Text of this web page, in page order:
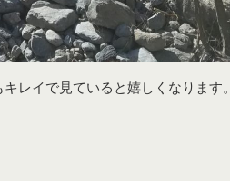
レイで見ていると嬉しくなります。